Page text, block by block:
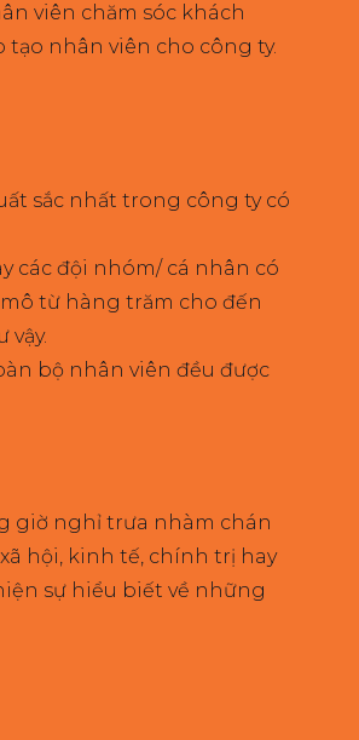
viên chăm sóc khách
nhân viên cho công ty.
sắc nhất trong công ty có
các đội nhóm/ cá nhân có
từ hàng trăm cho đến
bộ nhân viên đều được
giờ nghỉ trưa nhàm chán
hội, kinh tế, chính trị hay
sự hiểu biết về những